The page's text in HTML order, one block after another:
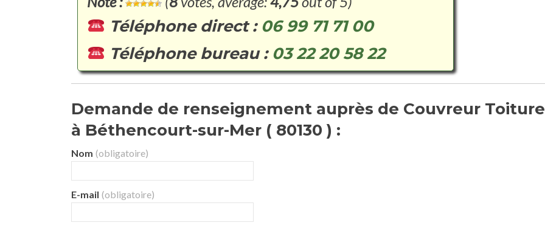
Téléphone direct : 06 99 71 71 00
Téléphone bureau : 03 22 20 58 22
Demande de renseignement auprès de Couvreur
à Béthencourt-sur-Mer ( 80130 ) :
Nom (obligatoire)
E-mail (obligatoire)